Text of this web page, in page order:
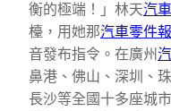
衡的極端！」林天汽
檯，用她那汽車零件
音發布指令。在廣州
鼻港、佛山、深圳、
長沙等全國十多座城